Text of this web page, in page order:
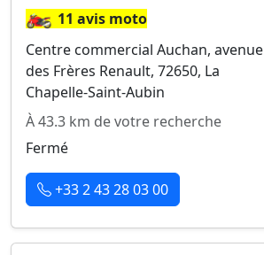
🏍️11 avis moto
Centre commercial Auchan, avenue
des Frères Renault, 72650, La
Chapelle-Saint-Aubin
À 43.3 km de votre recherche
Fermé
+33 2 43 28 03 00